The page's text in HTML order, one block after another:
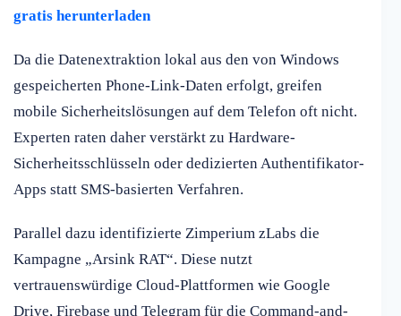
gratis herunterladen
Da die Datenextraktion lokal aus den von Windows
gespeicherten Phone-Link-Daten erfolgt, greifen
mobile Sicherheitslösungen auf dem Telefon oft nicht.
Experten raten daher verstärkt zu Hardware-
Sicherheitsschlüsseln oder dedizierten Authentifikator-
Apps statt SMS-basierten Verfahren.
Parallel dazu identifizierte Zimperium zLabs die
Kampagne „Arsink RAT“. Diese nutzt
vertrauenswürdige Cloud-Plattformen wie Google
Drive, Firebase und Telegram für die Command-and-